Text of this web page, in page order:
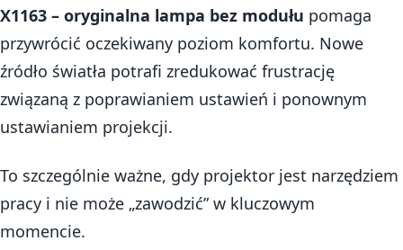
X1163 – oryginalna lampa bez modułu pomaga
przywrócić oczekiwany poziom komfortu. Nowe
źródło światła potrafi zredukować frustrację
związaną z poprawianiem ustawień i ponownym
ustawianiem projekcji.
To szczególnie ważne, gdy projektor jest narzędziem
pracy i nie może „zawodzić” w kluczowym
momencie.